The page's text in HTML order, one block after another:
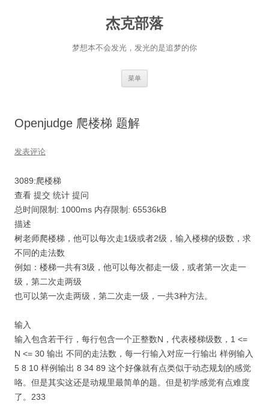
杰克部落
梦想本不会发光，发光的是追梦的你
菜单
Openjudge 爬楼梯 题解
发表评论
3089:爬楼梯
查看 提交 统计 提问
总时间限制: 1000ms 内存限制: 65536kB
描述
树老师爬楼梯，他可以每次走1级或者2级，输入楼梯的级数，求
不同的走法数
例如：楼梯一共有3级，他可以每次都走一级，或者第一次走一
级，第二次走两级
也可以第一次走两级，第二次走一级，一共3种方法。
输入
输入包含若干行，每行包含一个正整数N，代表楼梯级数，1 <=
N <= 30 输出 不同的走法数，每一行输入对应一行输出 样例输入
5 8 10 样例输出 8 34 89 这个好像就有点类似于动态规划的感觉
咯。但是其实这还是动规里最简单的题。但是初学感觉有点难度
了。233